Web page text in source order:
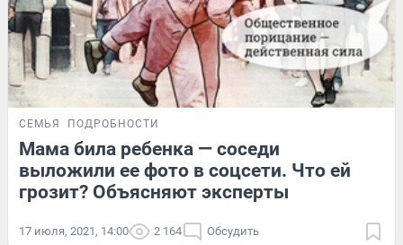
СЕМЬЯ ПОДРОБНОСТИ
Мама била ребенка — соседи
выложили ее фото в соцсети. Что ей
грозит? Объясняют эксперты
17 июля, 2021, 14:00 2 164 Обсудить